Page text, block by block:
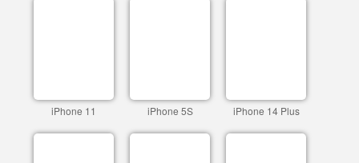
iPhone 11 iPhone 5S iPhone 14 Plus